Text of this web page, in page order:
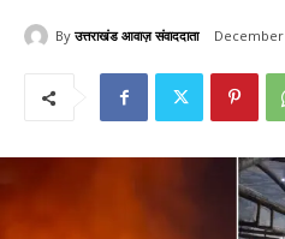
By उत्तराखंड आवाज़ संवाददाता December